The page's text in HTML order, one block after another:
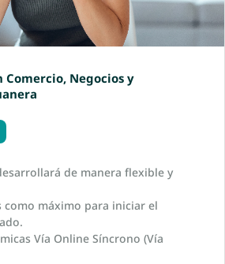
Comercio, Negocios y
de manera flexible y
como máximo para iniciar el
Vía Online Síncrono (Vía